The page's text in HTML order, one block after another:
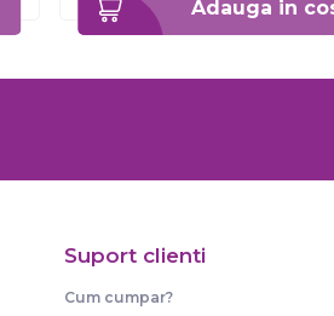
Adauga in
Suport clienti
Cum cumpar?